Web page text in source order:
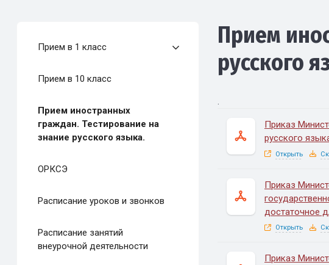
Прием в 1 класс
Прием в 10 класс
Прием иностранных
граждан. Тестирование на
знание русского языка.
ОРКСЭ
Расписание уроков и звонков
Расписание занятий
внеурочной деятельности
Прием
русского
.
Приказ
русского
Открыть
Приказ
достаточное
Открыть
Приказ